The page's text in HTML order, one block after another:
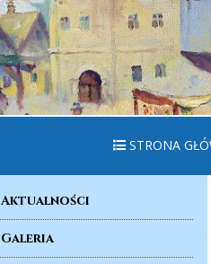
STRONA
Aktualności
Galeria